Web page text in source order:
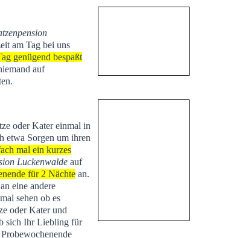
am Tag bei uns
genügend bespaßt
auf
oder Kater einmal in
etwa Sorgen um ihren
mal ein kurzes
Luckenwalde auf
für 2 Nächte an.
eine andere
sehen ob es
oder Kater und
sich Ihr Liebling für